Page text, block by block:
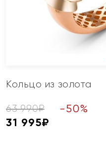
Кольцо из золота
63 990₽ -50%
31 995₽